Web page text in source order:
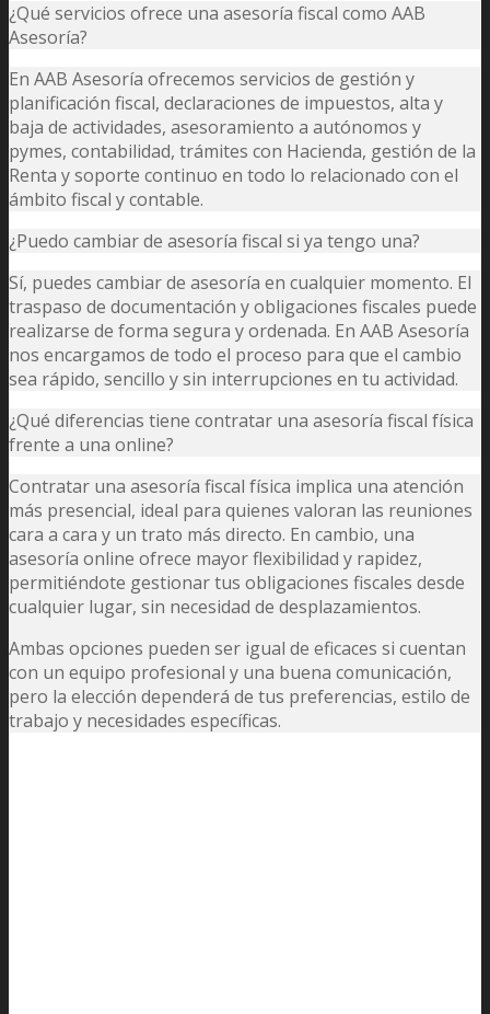
¿Qué servicios ofrece una asesoría fiscal como AAB
Asesoría?
En AAB Asesoría ofrecemos servicios de gestión y
planificación fiscal, declaraciones de impuestos, alta y
baja de actividades, asesoramiento a autónomos y
pymes, contabilidad, trámites con Hacienda, gestión de la
Renta y soporte continuo en todo lo relacionado con el
ámbito fiscal y contable.
¿Puedo cambiar de asesoría fiscal si ya tengo una?
Sí, puedes cambiar de asesoría en cualquier momento. El
traspaso de documentación y obligaciones fiscales puede
realizarse de forma segura y ordenada. En AAB Asesoría
nos encargamos de todo el proceso para que el cambio
sea rápido, sencillo y sin interrupciones en tu actividad.
¿Qué diferencias tiene contratar una asesoría fiscal física
frente a una online?
Contratar una asesoría fiscal física implica una atención
más presencial, ideal para quienes valoran las reuniones
cara a cara y un trato más directo. En cambio, una
asesoría online ofrece mayor flexibilidad y rapidez,
permitiéndote gestionar tus obligaciones fiscales desde
cualquier lugar, sin necesidad de desplazamientos.
Ambas opciones pueden ser igual de eficaces si cuentan
con un equipo profesional y una buena comunicación,
pero la elección dependerá de tus preferencias, estilo de
trabajo y necesidades específicas.